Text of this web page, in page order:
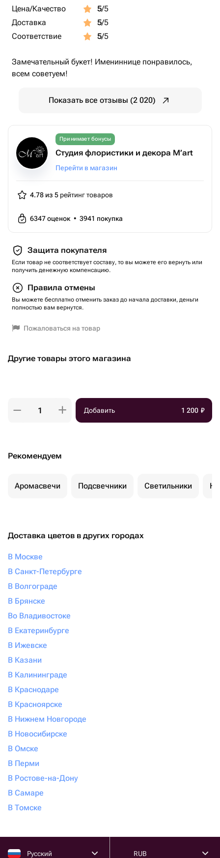
Цена/Качество 5/5
Доставка
5/5
Соответствие
5/5
Замечательный букет! Имениннице понравилось,
всем советуем!
Показать все отзывы (2 020)
Принимает бонусы
Студия флористики и декора M’art
Перейти в магазин
4.78 из 5 рейтинг товаров
6347оценок • 3941 покупка
Защита покупателя
Если товар не соответствует составу, то вы можете его вернуть или
получить денежную компенсацию.
Правила отмены
Вы можете бесплатно отменить заказ до начала доставки, деньги
полностью вам вернутся.
Пожаловаться на товар
Другие товары этого магазина
Добавить 1 200 ₽
Рекомендуем
Аромасвечи Подсвечники Светильники
Доставка цветов в других городах
В Москве
В Санкт-Петербурге
В Волгограде
В Брянске
Во Владивостоке
В Екатеринбурге
В Ижевске
В Казани
В Калининграде
В Краснодаре
В Красноярске
В Нижнем Новгороде
В Новосибирске
В Омске
В Перми
В Ростове-на-Дону
В Самаре
В Томске
Русский RUB